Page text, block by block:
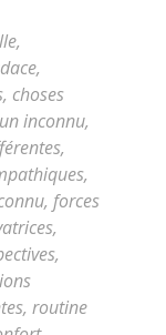
,
,
, choses
inconnu,
,
,
, forces
,
,
, routine